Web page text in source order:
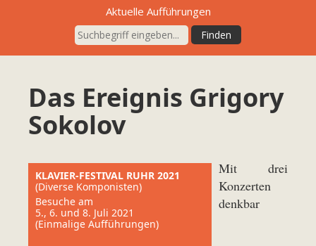
Aktuelle Aufführungen
Das Ereignis Grigory
Sokolov
KLAVIER-FESTIVAL RUHR 2021
(Diverse Komponisten)
Besuche am
5., 6. und 8. Juli 2021
(Einmalige Aufführungen)
Mit drei
Konzerten
denkbar